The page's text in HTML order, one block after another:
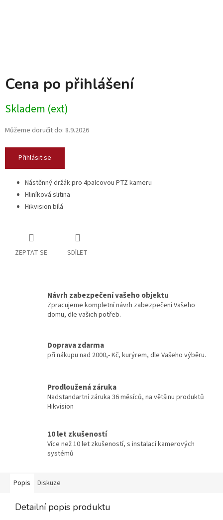
Cena po přihlášení
Skladem (ext)
Můžeme doručit do: 8.9.2026
Přihlásit se
Nástěnný držák pro 4palcovou PTZ kameru
Hliníková slitina
Hikvision bílá
ZEPTAT SE SDÍLET
Návrh zabezpečení vašeho objektu
Zpracujeme kompletní návrh zabezpečení Vašeho
domu, dle vašich potřeb.
Doprava zdarma
při nákupu nad 2000,- Kč, kurýrem, dle Vašeho výběru.
Prodloužená záruka
Nadstandartní záruka 36 měsíců, na většinu produktů
Hikvision
10 let zkušeností
Více než 10 let zkušeností, s instalací kamerových
systémů
Popis Diskuze
Detailní popis produktu